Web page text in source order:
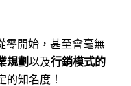
零開始，甚至會毫無
規劃以及行銷模式的
的知名度！